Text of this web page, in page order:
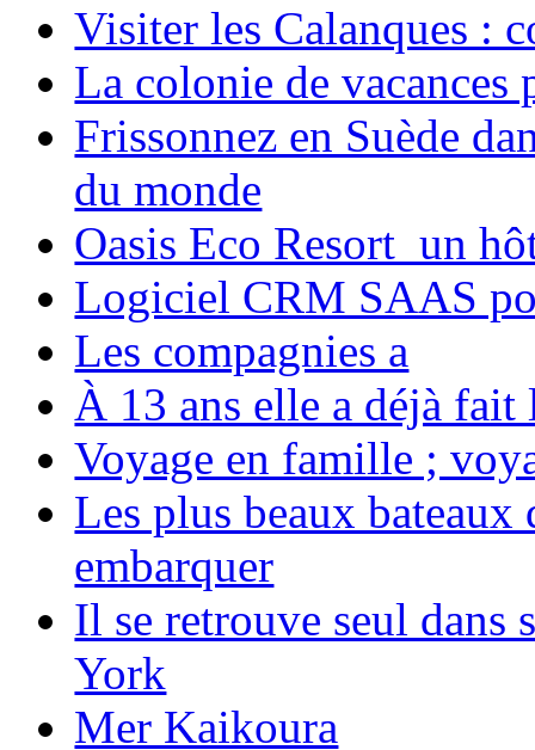
Visiter les Calanques :
La colonie de vacances
Frissonnez en Suède
du monde
Oasis Eco Resort un
Logiciel CRM SAAS
Les compagnies a
À 13 ans elle a déjà
Voyage en famille ;
Les plus beaux bateaux
embarquer
Il se retrouve seul dans
York
Mer Kaikoura